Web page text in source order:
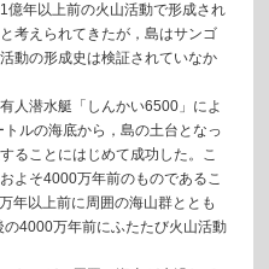
億年以上前の火山活動で形成され
考えられてきたが，島はサンゴ
動の形成史は検証されていなか
人潜水艇「しんかい6500」によ
ルの海底から，島の土台となっ
ることにはじめて成功した。こ
よそ4000万年前のものであるこ
年以上前に周囲の海山群ととも
4000万年前にふたたび火山活動